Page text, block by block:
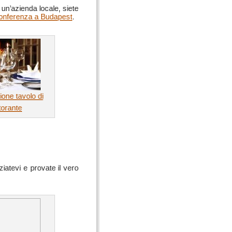
locale, siete
a Budapest
tavolo di
e provate il vero